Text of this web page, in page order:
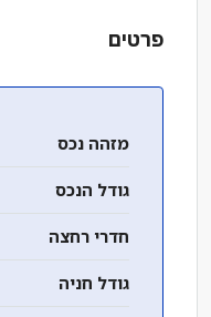
פרטים
מזהה נכס
גודל הנכס
חדרי רחצה
גודל חניה